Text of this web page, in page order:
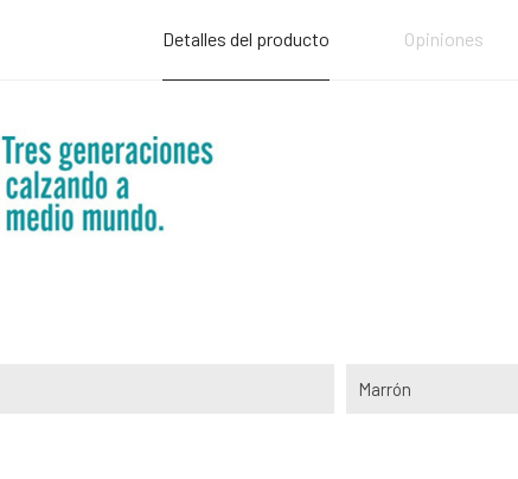
Detalles del producto Opiniones
Marrón